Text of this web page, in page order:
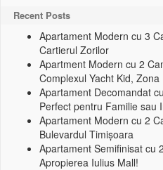
Recent Posts
Apartament Modern cu 3
Cartierul Zorilor
Apartment Modern cu 2
Complexul Yacht Kid,
Apartament Decomandat
Perfect pentru Familie sau
Apartament Modern cu 2
Bulevardul Timișoara
Apartament Semifinisat cu
Apropierea Iulius Mall!